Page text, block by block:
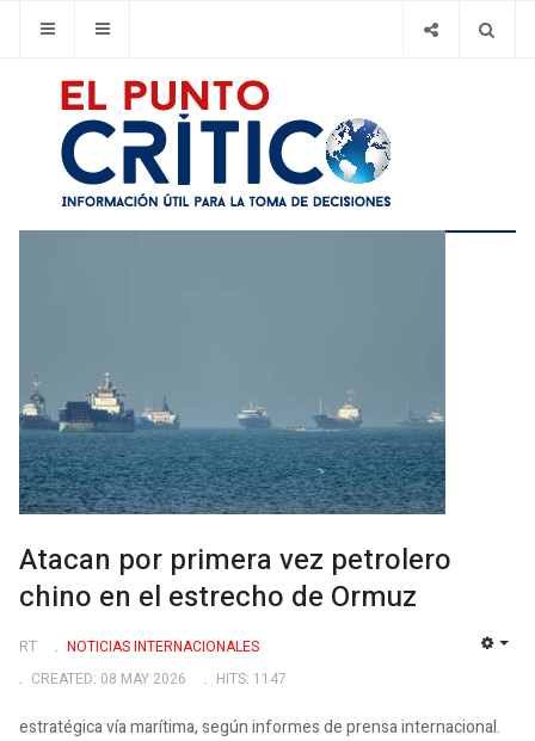
Atacan por primera vez petrolero
chino en el estrecho de Ormuz
RT
NOTICIAS INTERNACIONALES
CREATED: 08 MAY 2026
HITS: 1147
estratégica vía marítima, según informes de prensa internacional.